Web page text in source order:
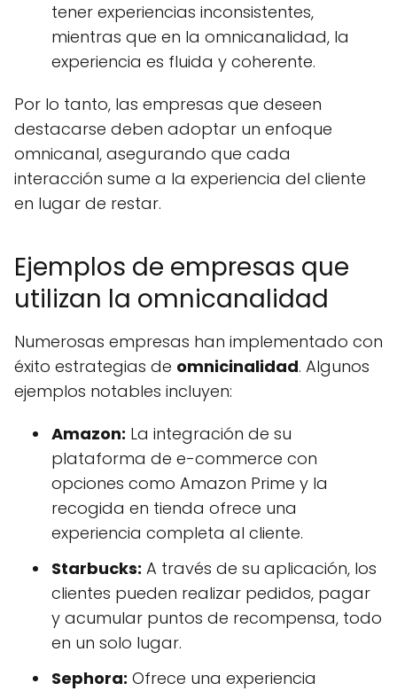
tener experiencias inconsistentes,
mientras que en la omnicanalidad, la
experiencia es fluida y coherente.
Por lo tanto, las empresas que deseen
destacarse deben adoptar un enfoque
omnicanal, asegurando que cada
interacción sume a la experiencia del cliente
en lugar de restar.
Ejemplos de empresas que
utilizan la omnicanalidad
Numerosas empresas han implementado con
éxito estrategias de omnicinalidad. Algunos
ejemplos notables incluyen:
Amazon: La integración de su
plataforma de e-commerce con
opciones como Amazon Prime y la
recogida en tienda ofrece una
experiencia completa al cliente.
Starbucks: A través de su aplicación, los
clientes pueden realizar pedidos, pagar
y acumular puntos de recompensa, todo
en un solo lugar.
Sephora: Ofrece una experiencia